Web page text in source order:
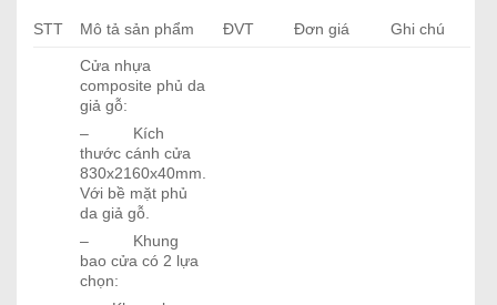
STT Mô tả sản phẩm ĐVT Đơn giá Ghi chú
Cửa nhựa
composite phủ da
giả gỗ:
– Kích
thước cánh cửa
830x2160x40mm.
Với bề mặt phủ
da giả gỗ.
– Khung
bao cửa có 2 lựa
chọn: